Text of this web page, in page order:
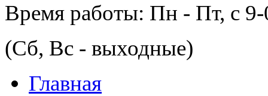
Время работы: Пн - Пт, с
(Сб, Вс - выходные)
Главная